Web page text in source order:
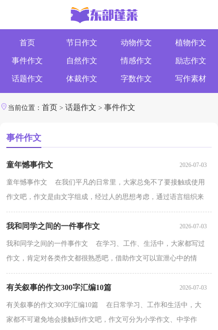
首页 节日作文 动物作文 植物作文
事件作文 自然作文 情感作文 励志作文
话题作文 体裁作文 字数作文 写作素材
当前位置： 首页 > 话题作文 > 事件作文
事件作文
童年憾事作文 2026-07-03
童年憾事作文 在我们平凡的日常里，大家总免不了要接触或使用
作文吧，作文是由文字组成，经过人的思想考虑，通过语言组织来
表达一个主题意义的文体。一篇什么样的作文才能称之为...
我和同学之间的一件事作文 2026-07-03
我和同学之间的一件事作文 在学习、工作、生活中，大家都写过
作文，肯定对各类作文都很熟悉吧，借助作文可以宣泄心中的情
感，调节自己的心情。怎么写作文才能避免踩雷呢？下面是小...
有关叙事的作文300字汇编10篇 2026-07-03
有关叙事的作文300字汇编10篇 在日常学习、工作和生活中，大
家都不可避免地会接触到作文吧，作文可分为小学作文、中学作